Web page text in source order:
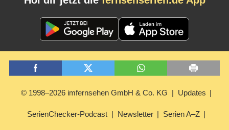
© 1998–2026 imfernsehen GmbH & Co. KG Updates
SerienChecker-Podcast Newsletter Serien A–Z